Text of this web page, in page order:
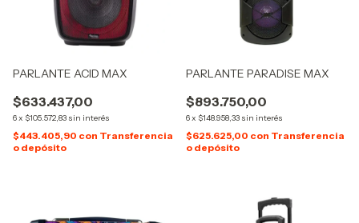
PARLANTE ACID MAX
$633.437,00
6x $105.572,83 sin interés
$443.405,90 con Transferencia
o depósito
PARLANTE PARADISE MAX
$893.750,00
6x $148.958,33 sin interés
$625.625,00 con Transferencia
o depósito